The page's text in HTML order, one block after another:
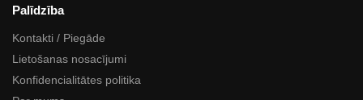
Palīdzība
Kontakti / Piegāde
Lietošanas nosacījumi
Konfidencialitātes politika